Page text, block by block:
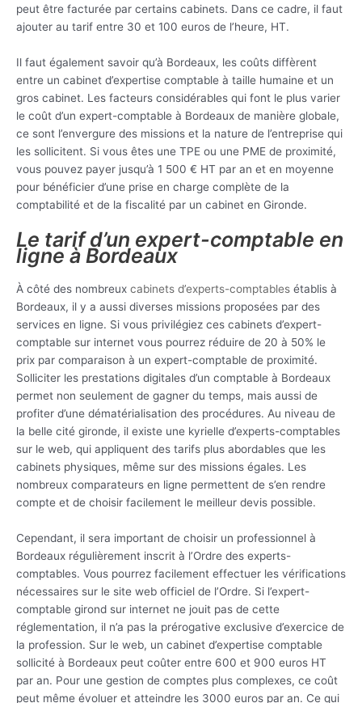
peut être facturée par certains cabinets. Dans ce cadre, il faut
ajouter au tarif entre 30 et 100 euros de l’heure, HT.
Il faut également savoir qu’à Bordeaux, les coûts diffèrent
entre un cabinet d’expertise comptable à taille humaine et un
gros cabinet. Les facteurs considérables qui font le plus varier
le coût d’un expert-comptable à Bordeaux de manière globale,
ce sont l’envergure des missions et la nature de l’entreprise qui
les sollicitent. Si vous êtes une TPE ou une PME de proximité,
vous pouvez payer jusqu’à 1 500 € HT par an et en moyenne
pour bénéficier d’une prise en charge complète de la
comptabilité et de la fiscalité par un cabinet en Gironde.
Le tarif d’un expert-comptable en
ligne à Bordeaux
À côté des nombreux cabinets d’experts-comptables établis à
Bordeaux, il y a aussi diverses missions proposées par des
services en ligne. Si vous privilégiez ces cabinets d’expert-
comptable sur internet vous pourrez réduire de 20 à 50% le
prix par comparaison à un expert-comptable de proximité.
Solliciter les prestations digitales d’un comptable à Bordeaux
permet non seulement de gagner du temps, mais aussi de
profiter d’une dématérialisation des procédures. Au niveau de
la belle cité gironde, il existe une kyrielle d’experts-comptables
sur le web, qui appliquent des tarifs plus abordables que les
cabinets physiques, même sur des missions égales. Les
nombreux comparateurs en ligne permettent de s’en rendre
compte et de choisir facilement le meilleur devis possible.
Cependant, il sera important de choisir un professionnel à
Bordeaux régulièrement inscrit à l’Ordre des experts-
comptables. Vous pourrez facilement effectuer les vérifications
nécessaires sur le site web officiel de l’Ordre. Si l’expert-
comptable girond sur internet ne jouit pas de cette
réglementation, il n’a pas la prérogative exclusive d’exercice de
la profession. Sur le web, un cabinet d’expertise comptable
sollicité à Bordeaux peut coûter entre 600 et 900 euros HT
par an. Pour une gestion de comptes plus complexes, ce coût
peut même évoluer et atteindre les 3000 euros par an. Ce qui